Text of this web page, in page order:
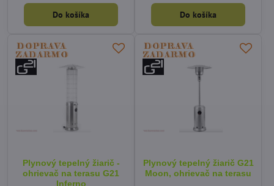
Do košíka Do košíka
Plynový tepelný žiarič -
ohrievač na terasu G21
Inferno
Plynový tepelný žiarič G21
Moon, ohrievač na terasu